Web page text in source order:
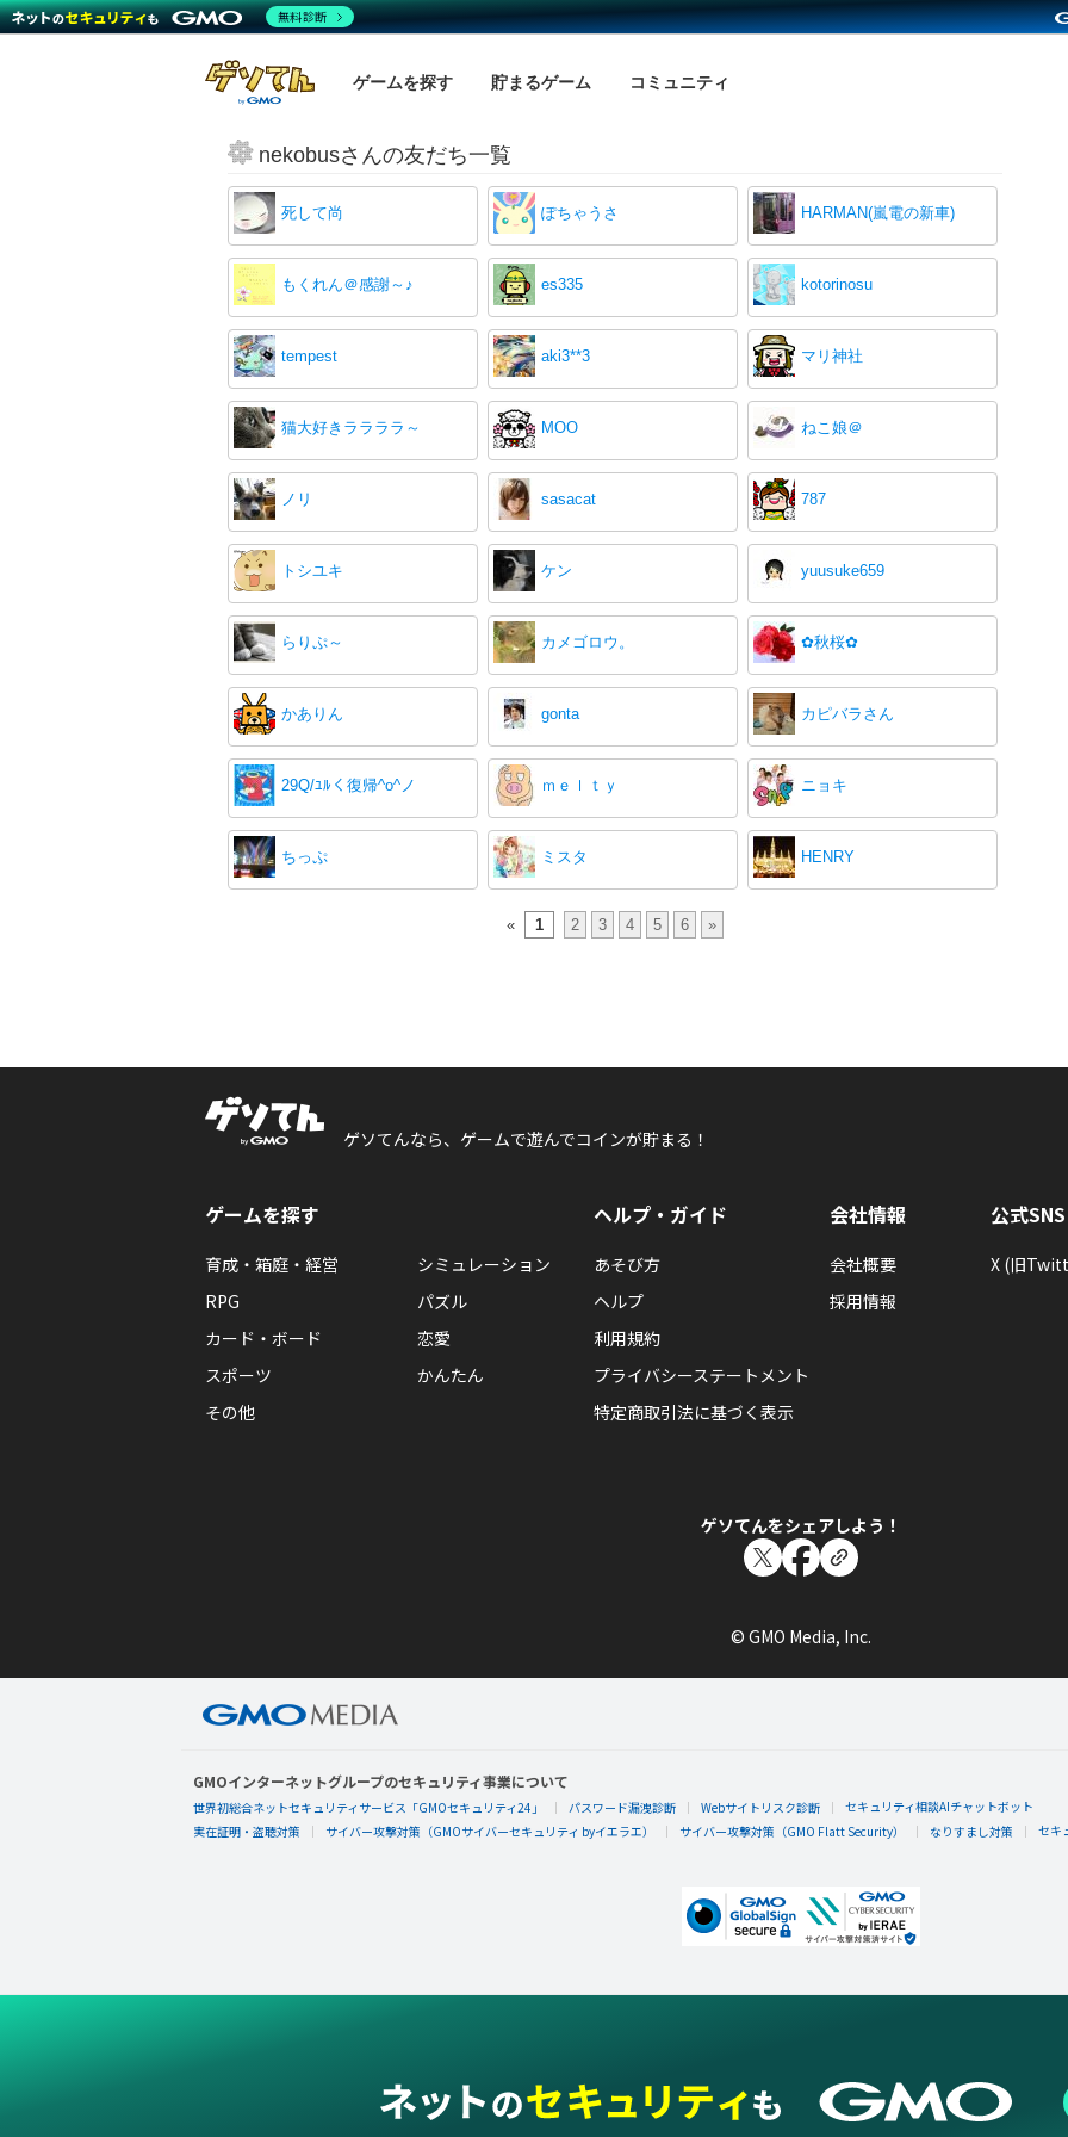
ゲームを探す 貯まるゲーム コミュニティ
nekobusさんの友だち一覧
死して尚 ぽちゃうさ HARMAN(嵐電の新車)
もくれん＠感謝～♪ es335 kotorinosu
tempest aki3**3 マリ神社
猫大好きララララ～ MOO ねこ娘＠
ノリ sasacat 787
トシユキ ケン yuusuke659
らりぷ～ カメゴロウ。 ✿秋桜✿
かありん gonta カピバラさん
29Q/ﾕﾙく復帰^o^ノ ｍｅｌｔｙ ニョキ
ちっぷ ミスタ HENRY
« 1 2 3 4 5 6 »
ゲソてんなら、ゲームで遊んでコインが貯まる！
ゲームを探す
育成・箱庭・経営
シミュレーション
RPG
パズル
カード・ボード
恋愛
スポーツ
かんたん
その他
ヘルプ・ガイド
あそび方
ヘルプ
利用規約
プライバシーステートメント
特定商取引法に基づく表示
会社情報
会社概要
採用情報
公式SNS
X (旧
ゲソてんをシェアしよう！
© GMO Media, Inc.
GMOインターネットグループのセキュリティ事業について
世界初総合ネットセキュリティサービス「GMOセキュリティ24」 パスワード漏洩診断 Webサイトリスク診断
セキュリティ相談AIチャットボット
実在証明・盗聴対策
サイバー攻撃対策（GMOサイバーセキュリティ byイエラエ） サイバー攻撃対策（GMO Flatt Security） なりすまし対策 セキ
無料診断